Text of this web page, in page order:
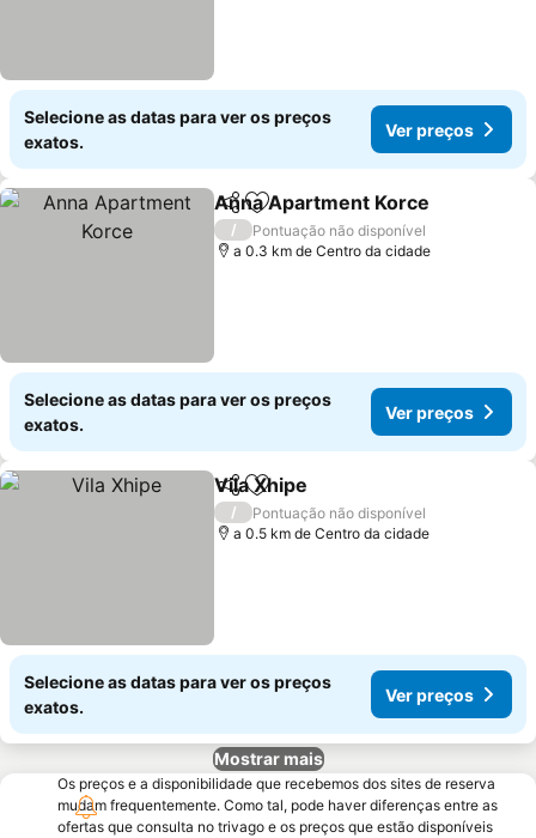
Selecione as datas para ver os preços
exatos.
Ver preços
PartilharAdicionar aos favoritos
Anna Apartment Korce
/
Pontuação não disponível
a 0.3 km de Centro da cidade
Selecione as datas para ver os preços
exatos.
Ver preços
PartilharAdicionar aos favoritos
Vila Xhipe
/
Pontuação não disponível
a 0.5 km de Centro da cidade
Selecione as datas para ver os preços
exatos.
Ver preços
Mostrar mais
Os preços e a disponibilidade que recebemos dos sites de reserva
mudam frequentemente. Como tal, pode haver diferenças entre as
ofertas que consulta no trivago e os preços que estão disponíveis